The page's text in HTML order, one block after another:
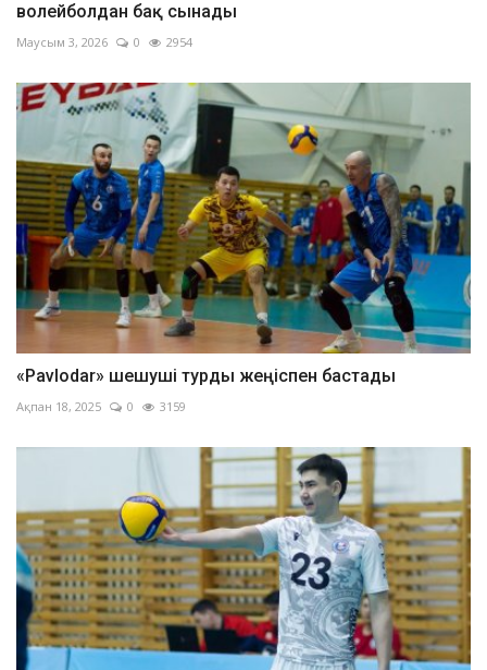
волейболдан бақ сынады
Маусым 3, 2026 0 2954
«Pavlodar» шешуші турды жеңіспен бастады
Ақпан 18, 2025 0 3159